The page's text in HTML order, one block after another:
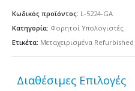
Κωδικός προϊόντος: L-5224-GA
Κατηγορία: Φορητοί Υπολογιστές
Ετικέτα: Μεταχειρισμένα
Διαθέσιμες Επιλογές